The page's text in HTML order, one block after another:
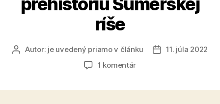
ríše
AutorAutor: je uvedený priamo v článku
Dátum
11. júla 2022
1 komentárna